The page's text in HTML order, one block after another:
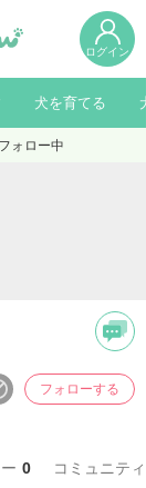
ログイン
犬を育てる
フォロー中
フォローする
0 コミュニティ